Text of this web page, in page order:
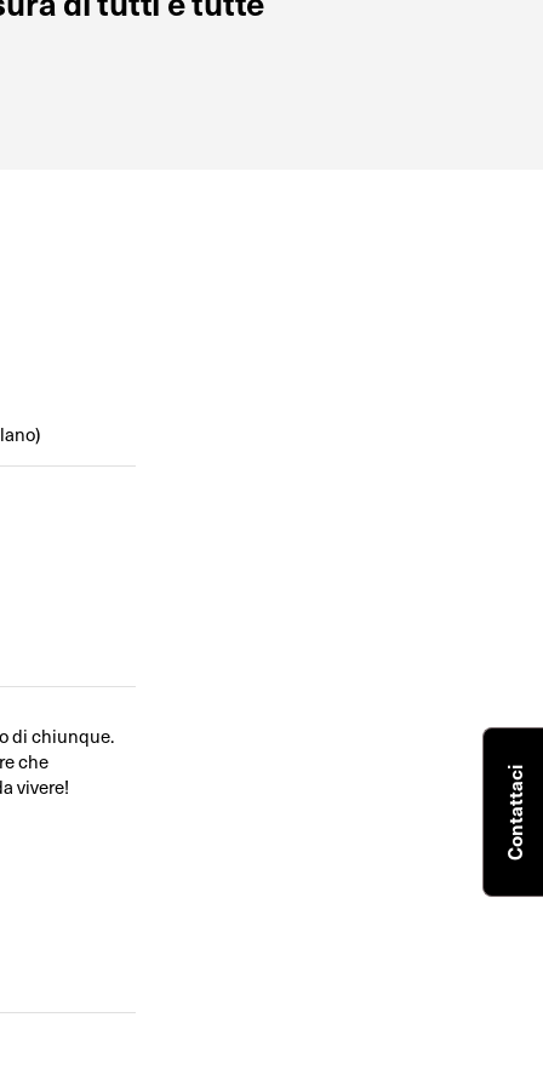
di chiunque.
che
vivere!
Contattaci